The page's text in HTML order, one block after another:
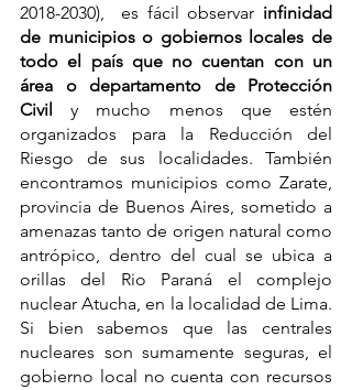
2018-2030),  es fácil observar infinidad
de municipios o gobiernos locales de
todo el país que no cuentan con un
área o departamento de Protección
Civil y mucho menos que estén
organizados para la Reducción del
Riesgo de sus localidades. También
encontramos municipios como Zarate,
provincia de Buenos Aires, sometido a
amenazas tanto de origen natural como
antrópico, dentro del cual se ubica a
orillas del Rio Paraná el complejo
nuclear Atucha, en la localidad de Lima.
Si bien sabemos que las centrales
nucleares son sumamente seguras, el
gobierno local no cuenta con recursos